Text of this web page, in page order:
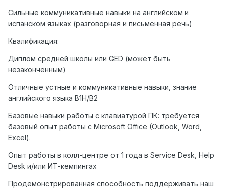
Сильные коммуникативные навыки на английском и
испанском языках (разговорная и письменная речь)
Квалификация:
Диплом средней школы или GED (может быть
незаконченным)
Отличные устные и коммуникативные навыки, знание
английского языка B1H/B2
Базовые навыки работы с клавиатурой ПК: требуется
базовый опыт работы с Microsoft Office (Outlook, Word,
Excel).
Опыт работы в колл-центре от 1 года в Service Desk, Help
Desk и/или ИТ-кемпингах
Продемонстрированная способность поддерживать наш